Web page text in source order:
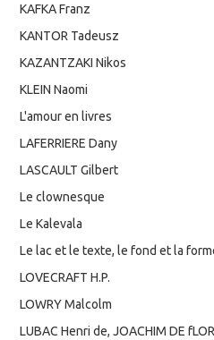
KAFKA Franz
KANTOR Tadeusz
KAZANTZAKI Nikos
KLEIN Naomi
L'amour en livres
LAFERRIERE Dany
LASCAULT Gilbert
Le clownesque
Le Kalevala
Le lac et le texte, le fond et la
LOVECRAFT H.P.
LOWRY Malcolm
LUBAC Henri de, JOACHIM DE